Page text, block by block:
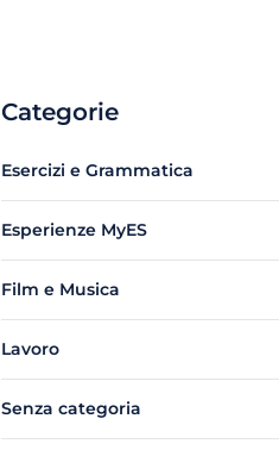
Categorie
Esercizi e Grammatica
Esperienze MyES
Film e Musica
Lavoro
Senza categoria